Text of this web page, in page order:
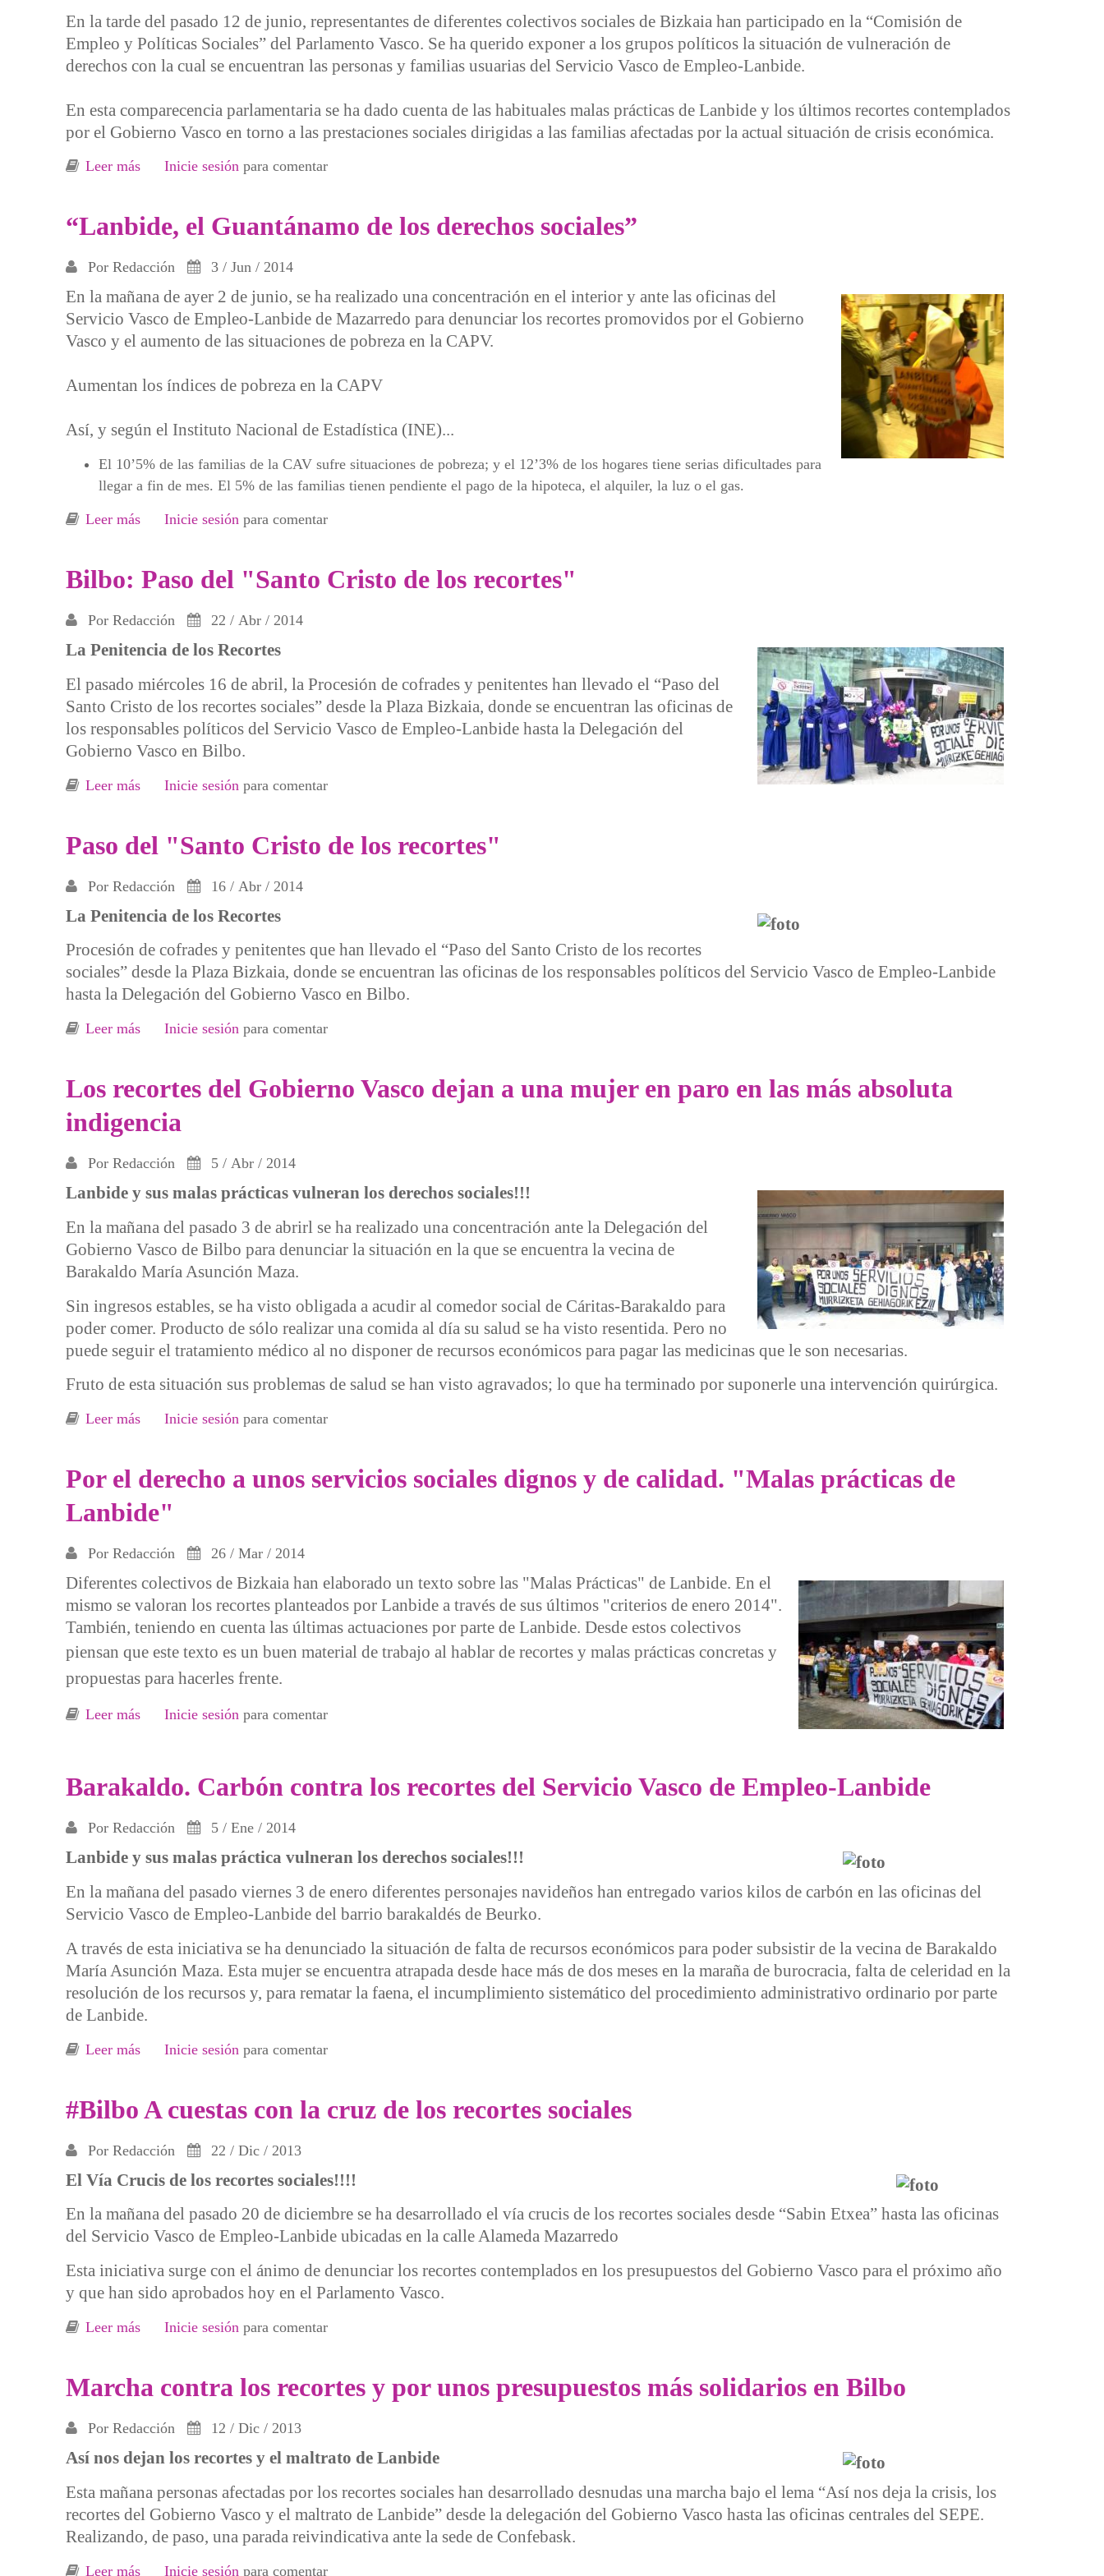
En la tarde del pasado 12 de junio, representantes de diferentes colectivos sociales de Bizkaia han participado en la “Comisión de
Empleo y Políticas Sociales” del Parlamento Vasco. Se ha querido exponer a los grupos políticos la situación de vulneración de
derechos con la cual se encuentran las personas y familias usuarias del Servicio Vasco de Empleo-Lanbide.
En esta comparecencia parlamentaria se ha dado cuenta de las habituales malas prácticas de Lanbide y los últimos recortes contemplados
por el Gobierno Vasco en torno a las prestaciones sociales dirigidas a las familias afectadas por la actual situación de crisis económica.
Leer más sobre Denuncian en el Parlamento Vasco los recortes del Servicio Vasco de Empleo-Lanbide
Inicie sesiónpara comentar
“Lanbide, el Guantánamo de los derechos sociales”
Por Redacción 3 / Jun / 2014
En la mañana de ayer 2 de junio, se ha realizado una concentración en el interior y ante las oficinas del
Servicio Vasco de Empleo-Lanbide de Mazarredo para denunciar los recortes promovidos por el Gobierno
Vasco y el aumento de las situaciones de pobreza en la CAPV.
Aumentan los índices de pobreza en la CAPV
Así, y según el Instituto Nacional de Estadística (INE)...
El 10’5% de las familias de la CAV sufre situaciones de pobreza; y el 12’3% de los hogares tiene serias dificultades para
llegar a fin de mes. El 5% de las familias tienen pendiente el pago de la hipoteca, el alquiler, la luz o el gas.
Leer más sobre “Lanbide, el Guantánamo de los derechos sociales”
Inicie sesiónpara comentar
Bilbo: Paso del "Santo Cristo de los recortes"
Por Redacción 22 / Abr / 2014
La Penitencia de los Recortes
El pasado miércoles 16 de abril, la Procesión de cofrades y penitentes han llevado el “Paso del
Santo Cristo de los recortes sociales” desde la Plaza Bizkaia, donde se encuentran las oficinas de
los responsables políticos del Servicio Vasco de Empleo-Lanbide hasta la Delegación del
Gobierno Vasco en Bilbo.
Leer más sobre Bilbo: Paso del "Santo Cristo de los recortes"
Inicie sesión para comentar
Paso del "Santo Cristo de los recortes"
Por Redacción 16 / Abr / 2014
La Penitencia de los Recortes
Procesión de cofrades y penitentes que han llevado el “Paso del Santo Cristo de los recortes
sociales” desde la Plaza Bizkaia, donde se encuentran las oficinas de los responsables políticos del Servicio Vasco de Empleo-Lanbide
hasta la Delegación del Gobierno Vasco en Bilbo.
Leer más sobre Paso del "Santo Cristo de los recortes"
Inicie sesiónpara comentar
Los recortes del Gobierno Vasco dejan a una mujer en paro en las más absoluta
indigencia
Por Redacción 5 / Abr / 2014
Lanbide y sus malas prácticas vulneran los derechos sociales!!!
En la mañana del pasado 3 de abrirl se ha realizado una concentración ante la Delegación del
Gobierno Vasco de Bilbo para denunciar la situación en la que se encuentra la vecina de
Barakaldo María Asunción Maza.
Sin ingresos estables, se ha visto obligada a acudir al comedor social de Cáritas-Barakaldo para
poder comer. Producto de sólo realizar una comida al día su salud se ha visto resentida. Pero no
puede seguir el tratamiento médico al no disponer de recursos económicos para pagar las medicinas que le son necesarias.
Fruto de esta situación sus problemas de salud se han visto agravados; lo que ha terminado por suponerle una intervención quirúrgica.
Leer más sobre Los recortes del Gobierno Vasco dejan a una mujer en paro en las más absoluta indigencia
Inicie sesiónpara comentar
Por el derecho a unos servicios sociales dignos y de calidad. "Malas prácticas de
Lanbide"
Por Redacción 26 / Mar / 2014
Diferentes colectivos de Bizkaia han elaborado un texto sobre las "Malas Prácticas" de Lanbide. En el
mismo se valoran los recortes planteados por Lanbide a través de sus últimos "criterios de enero 2014".
También, teniendo en cuenta las últimas actuaciones por parte de Lanbide. Desde estos colectivos
piensan que este texto es un buen material de trabajo al hablar de recortes y malas prácticas concretas y
propuestas para hacerles frente.
Leer más sobre Por el derecho a unos servicios sociales dignos y de calidad. "Malas prácticas de Lanbide"
Inicie sesiónpara comentar
Barakaldo. Carbón contra los recortes del Servicio Vasco de Empleo-Lanbide
Por Redacción 5 / Ene / 2014
Lanbide y sus malas práctica vulneran los derechos sociales!!!
En la mañana del pasado viernes 3 de enero diferentes personajes navideños han entregado varios kilos de carbón en las oficinas del
Servicio Vasco de Empleo-Lanbide del barrio barakaldés de Beurko.
A través de esta iniciativa se ha denunciado la situación de falta de recursos económicos para poder subsistir de la vecina de Barakaldo
María Asunción Maza. Esta mujer se encuentra atrapada desde hace más de dos meses en la maraña de burocracia, falta de celeridad en la
resolución de los recursos y, para rematar la faena, el incumplimiento sistemático del procedimiento administrativo ordinario por parte
de Lanbide.
Leer más sobre Barakaldo. Carbón contra los recortes del Servicio Vasco de Empleo-Lanbide
Inicie sesión para comentar
#Bilbo A cuestas con la cruz de los recortes sociales
Por Redacción 22 / Dic / 2013
El Vía Crucis de los recortes sociales!!!!
En la mañana del pasado 20 de diciembre se ha desarrollado el vía crucis de los recortes sociales desde “Sabin Etxea” hasta las oficinas
del Servicio Vasco de Empleo-Lanbide ubicadas en la calle Alameda Mazarredo
Esta iniciativa surge con el ánimo de denunciar los recortes contemplados en los presupuestos del Gobierno Vasco para el próximo año
y que han sido aprobados hoy en el Parlamento Vasco.
Leer más sobre #Bilbo A cuestas con la cruz de los recortes sociales
Inicie sesión para comentar
Marcha contra los recortes y por unos presupuestos más solidarios en Bilbo
Por Redacción 12 / Dic / 2013
Así nos dejan los recortes y el maltrato de Lanbide
Esta mañana personas afectadas por los recortes sociales han desarrollado desnudas una marcha bajo el lema “Así nos deja la crisis, los
recortes del Gobierno Vasco y el maltrato de Lanbide” desde la delegación del Gobierno Vasco hasta las oficinas centrales del SEPE.
Realizando, de paso, una parada reivindicativa ante la sede de Confebask.
Leer más sobre Marcha contra los recortes y por unos presupuestos más solidarios en Bilbo
Inicie sesión para comentar